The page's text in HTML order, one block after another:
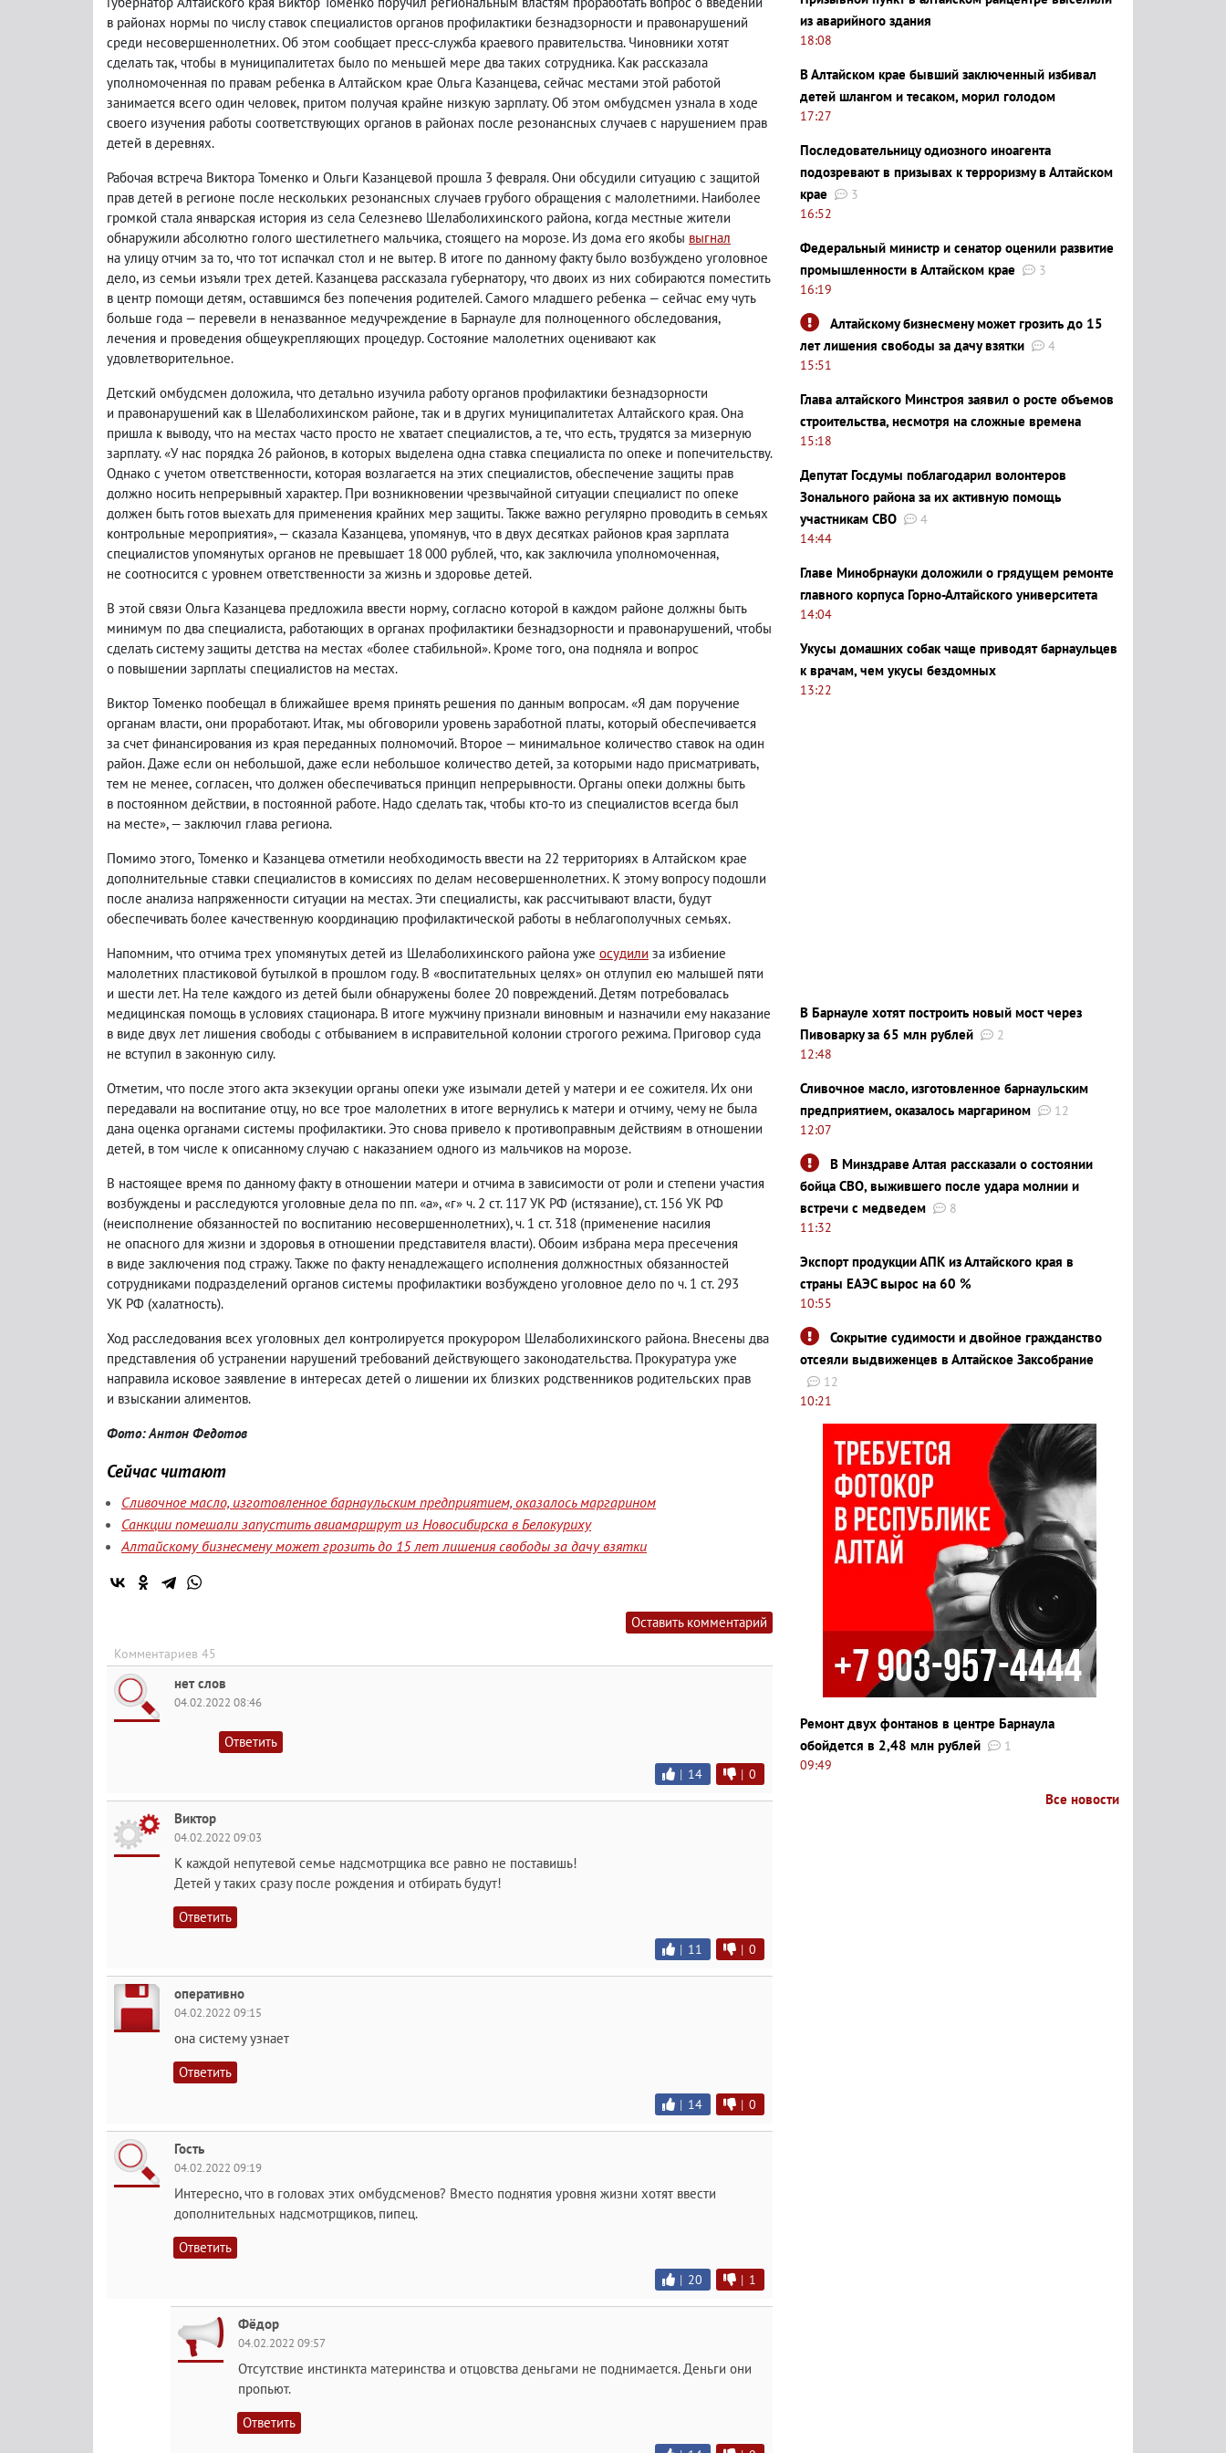
в районах нормы по числу ставок специалистов органов профилактики безнадзорности и правонарушений
среди несовершеннолетних. Об этом сообщает пресс-служба краевого правительства. Чиновники хотят
сделать так, чтобы в муниципалитетах было по меньшей мере два таких сотрудника. Как рассказала
уполномоченная по правам ребенка в Алтайском крае Ольга Казанцева, сейчас местами этой работой
занимается всего один человек, притом получая крайне низкую зарплату. Об этом омбудсмен узнала в ходе
своего изучения работы соответствующих органов в районах после резонансных случаев с нарушением прав
детей в деревнях.
Рабочая встреча Виктора Томенко и Ольги Казанцевой прошла 3 февраля. Они обсудили ситуацию с защитой
прав детей в регионе после нескольких резонансных случаев грубого обращения с малолетними. Наиболее
громкой стала январская история из села Селезнево Шелаболихинского района, когда местные жители
обнаружили абсолютно голого шестилетнего мальчика, стоящего на морозе. Из дома его якобы выгнал
на улицу отчим за то, что тот испачкал стол и не вытер. В итоге по данному факту было возбуждено уголовное
дело, из семьи изъяли трех детей. Казанцева рассказала губернатору, что двоих из них собираются поместить
в центр помощи детям, оставшимся без попечения родителей. Самого младшего ребенка — сейчас ему чуть
больше года — перевели в неназванное медучреждение в Барнауле для полноценного обследования,
лечения и проведения общеукрепляющих процедур. Состояние малолетних оценивают как
удовлетворительное.
Детский омбудсмен доложила, что детально изучила работу органов профилактики безнадзорности
и правонарушений как в Шелаболихинском районе, так и в других муниципалитетах Алтайского края. Она
пришла к выводу, что на местах часто просто не хватает специалистов, а те, что есть, трудятся за мизерную
зарплату. «У нас порядка 26 районов, в которых выделена одна ставка специалиста по опеке и попечительству.
Однако с учетом ответственности, которая возлагается на этих специалистов, обеспечение защиты прав
должно носить непрерывный характер. При возникновении чрезвычайной ситуации специалист по опеке
должен быть готов выехать для применения крайних мер защиты. Также важно регулярно проводить в семьях
контрольные мероприятия», — сказала Казанцева, упомянув, что в двух десятках районов края зарплата
специалистов упомянутых органов не превышает 18 000 рублей, что, как заключила уполномоченная,
не соотносится с уровнем ответственности за жизнь и здоровье детей.
В этой связи Ольга Казанцева предложила ввести норму, согласно которой в каждом районе должны быть
минимум по два специалиста, работающих в органах профилактики безнадзорности и правонарушений, чтобы
сделать систему защиты детства на местах «более стабильной». Кроме того, она подняла и вопрос
о повышении зарплаты специалистов на местах.
Виктор Томенко пообещал в ближайшее время принять решения по данным вопросам. «Я дам поручение
органам власти, они проработают. Итак, мы обговорили уровень заработной платы, который обеспечивается
за счет финансирования из края переданных полномочий. Второе — минимальное количество ставок на один
район. Даже если он небольшой, даже если небольшое количество детей, за которыми надо присматривать,
тем не менее, согласен, что должен обеспечиваться принцип непрерывности. Органы опеки должны быть
в постоянном действии, в постоянной работе. Надо сделать так, чтобы кто-то из специалистов всегда был
на месте», — заключил глава региона.
Помимо этого, Томенко и Казанцева отметили необходимость ввести на 22 территориях в Алтайском крае
дополнительные ставки специалистов в комиссиях по делам несовершеннолетних. К этому вопросу подошли
после анализа напряженности ситуации на местах. Эти специалисты, как рассчитывают власти, будут
обеспечивать более качественную координацию профилактической работы в неблагополучных семьях.
Напомним, что отчима трех упомянутых детей из Шелаболихинского района уже осудили за избиение
малолетних пластиковой бутылкой в прошлом году. В «воспитательных целях» он отлупил ею малышей пяти
и шести лет. На теле каждого из детей были обнаружены более 20 повреждений. Детям потребовалась
медицинская помощь в условиях стационара. В итоге мужчину признали виновным и назначили ему наказание
в виде двух лет лишения свободы с отбыванием в исправительной колонии строгого режима. Приговор суда
не вступил в законную силу.
Отметим, что после этого акта экзекуции органы опеки уже изымали детей у матери и ее сожителя. Их они
передавали на воспитание отцу, но все трое малолетних в итоге вернулись к матери и отчиму, чему не была
дана оценка органами системы профилактики. Это снова привело к противоправным действиям в отношении
детей, в том числе к описанному случаю с наказанием одного из мальчиков на морозе.
В настоящее время по данному факту в отношении матери и отчима в зависимости от роли и степени участия
возбуждены и расследуются уголовные дела по пп. «а», «г» ч. 2 ст. 117 УК РФ (истязание), ст. 156 УК РФ
(неисполнение обязанностей по воспитанию несовершеннолетних), ч. 1 ст. 318 (применение насилия
не опасного для жизни и здоровья в отношении представителя власти). Обоим избрана мера пресечения
в виде заключения под стражу. Также по факту ненадлежащего исполнения должностных обязанностей
сотрудниками подразделений органов системы профилактики возбуждено уголовное дело по ч. 1 ст. 293
УК РФ (халатность).
Ход расследования всех уголовных дел контролируется прокурором Шелаболихинского района. Внесены два
представления об устранении нарушений требований действующего законодательства. Прокуратура уже
направила исковое заявление в интересах детей о лишении их близких родственников родительских прав
и взыскании алиментов.
Фото: Антон Федотов
Сейчас читают
Сливочное масло, изготовленное барнаульским предприятием, оказалось маргарином
Санкции помешали запустить авиамаршрут из Новосибирска в Белокуриху
Алтайскому бизнесмену может грозить до 15 лет лишения свободы за дачу взятки
Оставить комментарий
Комментариев 45
нет слов
04.02.2022 08:46
Ответить
| 14 | 0
Виктор
04.02.2022 09:03
К каждой непутевой семье надсмотрщика все равно не поставишь!
Детей у таких сразу после рождения и отбирать будут!
Ответить
| 11 | 0
оперативно
04.02.2022 09:15
она систему узнает
Ответить
| 14 | 0
Гость
04.02.2022 09:19
Интересно, что в головах этих омбудсменов? Вместо поднятия уровня жизни хотят ввести
дополнительных надсмотрщиков, пипец.
Ответить
| 20 | 1
Фёдор
04.02.2022 09:57
Отсутствие инстинкта материнства и отцовства деньгами не поднимается. Деньги они
пропьют.
Ответить
из аварийного здания
18:08
В Алтайском крае бывший заключенный избивал
детей шлангом и тесаком, морил голодом
17:27
Последовательницу одиозного иноагента
подозревают в призывах к терроризму в Алтайском
крае
3
16:52
Федеральный министр и сенатор оценили развитие
промышленности в Алтайском крае
3
16:19
Алтайскому бизнесмену может грозить до 15
лет лишения свободы за дачу взятки
4
15:51
Глава алтайского Минстроя заявил о росте объемов
строительства, несмотря на сложные времена
15:18
Депутат Госдумы поблагодарил волонтеров
Зонального района за их активную помощь
участникам СВО
4
14:44
Главе Минобрнауки доложили о грядущем ремонте
главного корпуса Горно-Алтайского университета
14:04
Укусы домашних собак чаще приводят барнаульцев
к врачам, чем укусы бездомных
13:22
В Барнауле хотят построить новый мост через
Пивоварку за 65 млн рублей
2
12:48
Сливочное масло, изготовленное барнаульским
предприятием, оказалось маргарином
12
12:07
В Минздраве Алтая рассказали о состоянии
бойца СВО, выжившего после удара молнии и
встречи с медведем
8
11:32
Экспорт продукции АПК из Алтайского края в
страны ЕАЭС вырос на 60 %
10:55
Сокрытие судимости и двойное гражданство
отсеяли выдвиженцев в Алтайское Заксобрание
12
10:21
Ремонт двух фонтанов в центре Барнаула
обойдется в 2,48 млн рублей
1
09:49
Все новости